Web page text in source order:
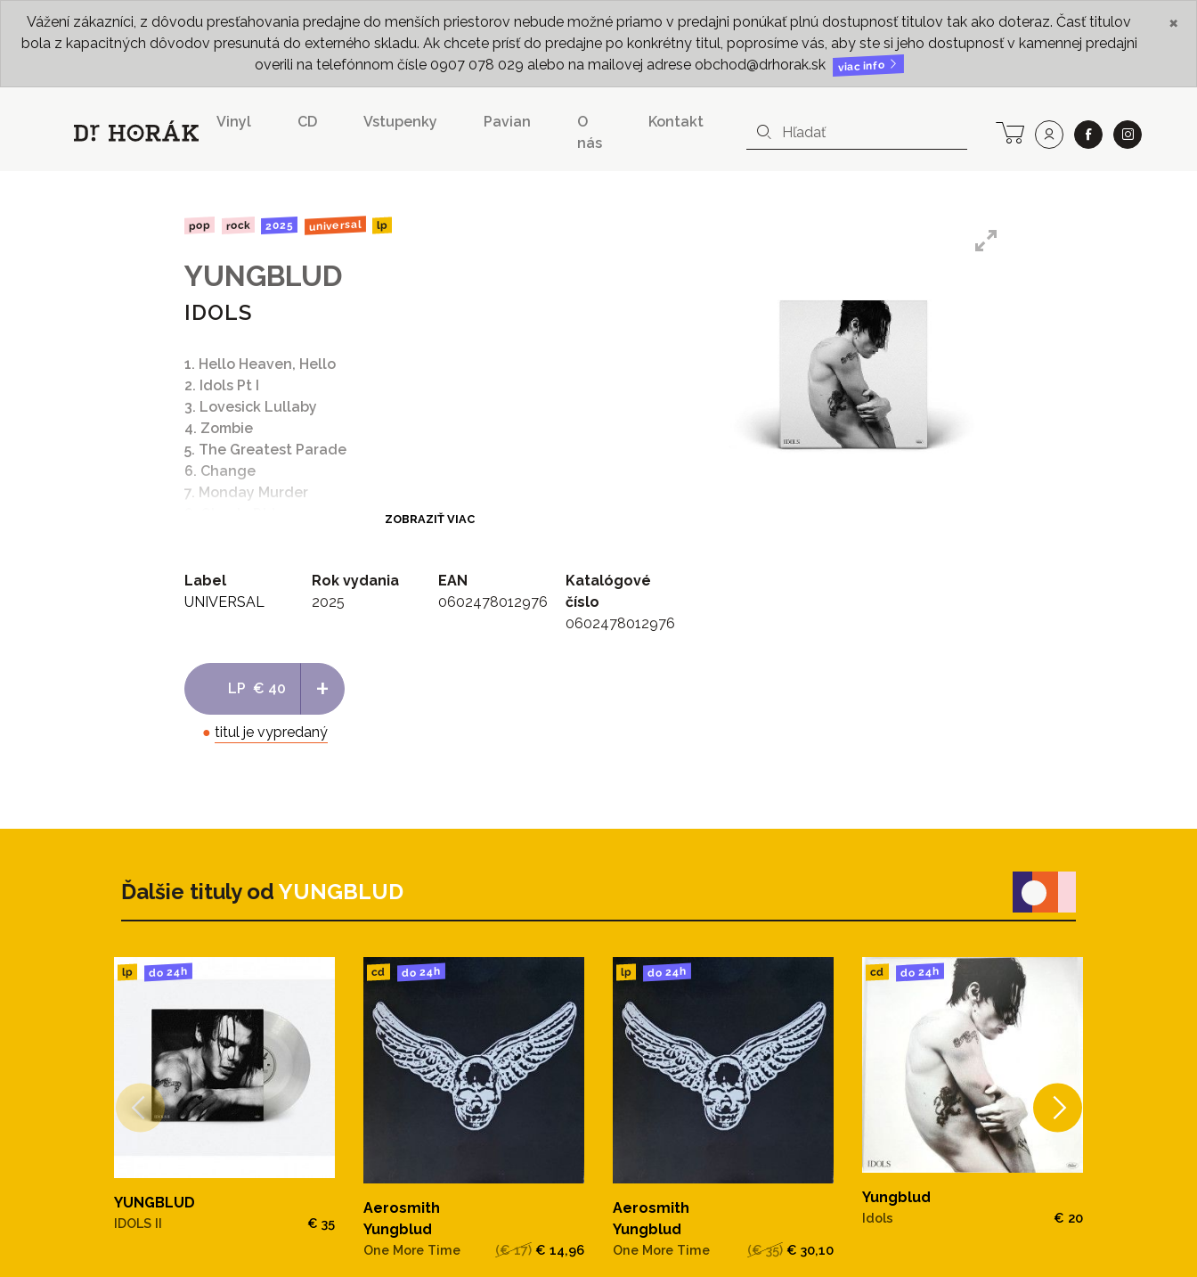
Vážení zákazníci, z dôvodu presťahovania predajne do menších priestorov nebude možné priamo v predajni ponúkať plnú dostupnosť titulov tak ako doteraz. Časť titulov
bola z kapacitných dôvodov presunutá do externého skladu. Ak chcete prísť do predajne po konkrétny titul, poprosíme vás, aby ste si jeho dostupnosť v kamennej predajni
overili na telefónnom čísle 0907 078 029 alebo na mailovej adrese obchod@drhorak.sk
viac info
×
Vinyl CD Vstupenky Pavian
O
nás
Kontakt
pop rock 2025 universal lp
YUNGBLUD
IDOLS
1. Hello Heaven, Hello
2. Idols Pt I
3. Lovesick Lullaby
4. Zombie
5. The Greatest Parade
6. Change
7. Monday Murder
11. War
12. Idols Pt II
ZOBRAZIŤ VIAC
Label
UNIVERSAL
Rok vydania
2025
EAN
0602478012976
Katalógové
číslo
0602478012976
LP € 40 +
● titul je vypredaný
Ďalšie tituly od YUNGBLUD
lp do 24h
YUNGBLUD
IDOLS II € 35
cd do 24h
Aerosmith
Yungblud
One More Time (€ 17) € 14,96
lp do 24h
Aerosmith
Yungblud
One More Time (€ 35) € 30,10
cd do 24h
Yungblud
Idols € 20